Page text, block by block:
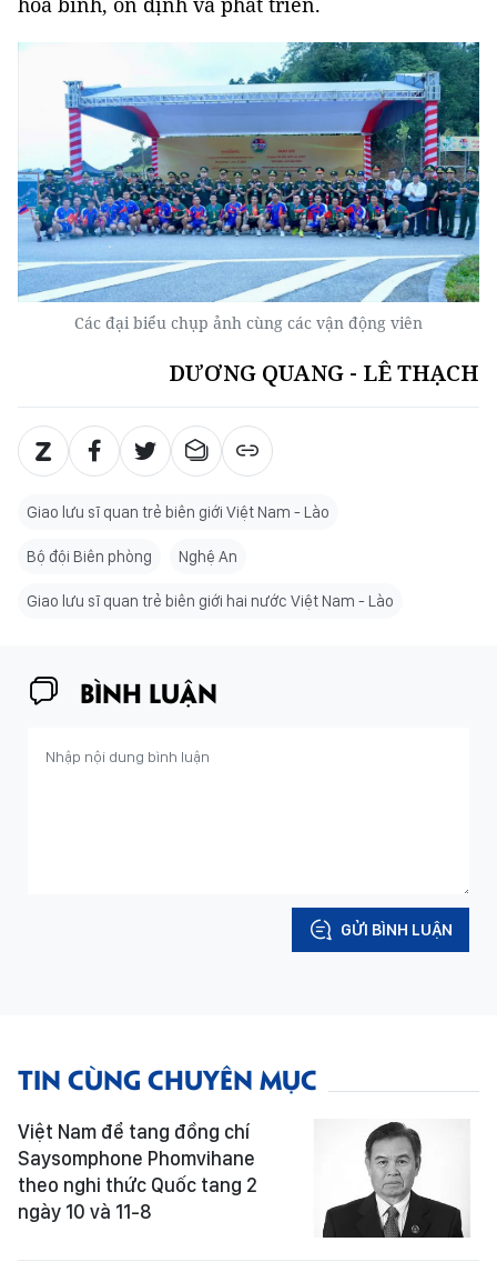
Các đại biểu chụp ảnh cùng các vận động viên
DƯƠNG QUANG - LÊ THẠCH
Giao lưu sĩ quan trẻ biên giới Việt Nam - Lào
Bộ đội Biên phòng Nghệ An
Giao lưu sĩ quan trẻ biên giới hai nước Việt Nam - Lào
BÌNH LUẬN
GỬI BÌNH LUẬN
TIN CÙNG CHUYÊN MỤC
Việt Nam để tang đồng chí
Saysomphone Phomvihane
theo nghi thức Quốc tang 2
ngày 10 và 11-8